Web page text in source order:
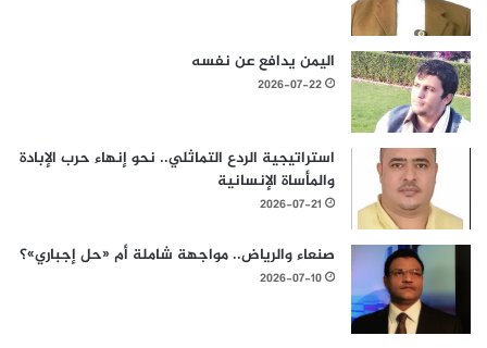
اليمن يدافع عن نفسه
2026-07-22
استراتيجية الردع التماثلي.. نحو إنهاء حرب الإبادة
والمأساة الإنسانية
2026-07-21
صنعاء والرياض.. مواجهة شاملة أم «حل إجباري»؟
2026-07-10